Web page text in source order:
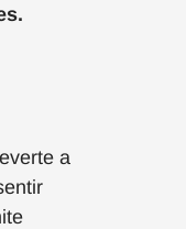
.
a